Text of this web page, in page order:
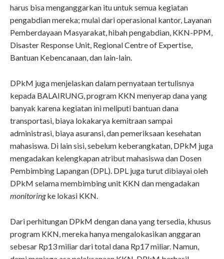
harus bisa menganggarkan itu untuk semua kegiatan
pengabdian mereka; mulai dari operasional kantor, Layanan
Pemberdayaan Masyarakat, hibah pengabdian, KKN-PPM,
Disaster Response Unit, Regional Centre of Expertise,
Bantuan Kebencanaan, dan lain-lain.
DPkM juga menjelaskan dalam pernyataan tertulisnya
kepada BALAIRUNG, program KKN menyerap dana yang
banyak karena kegiatan ini meliputi bantuan dana
transportasi, biaya lokakarya kemitraan sampai
administrasi, biaya asuransi, dan pemeriksaan kesehatan
mahasiswa. Di lain sisi, sebelum keberangkatan, DPkM juga
mengadakan kelengkapan atribut mahasiswa dan Dosen
Pembimbing Lapangan (DPL). DPL juga turut dibiayai oleh
DPkM selama membimbing unit KKN dan mengadakan
monitoringke lokasi KKN.
Dari perhitungan DPkM dengan dana yang tersedia, khusus
program KKN, mereka hanya mengalokasikan anggaran
sebesar Rp13 miliar dari total dana Rp17 miliar. Namun,